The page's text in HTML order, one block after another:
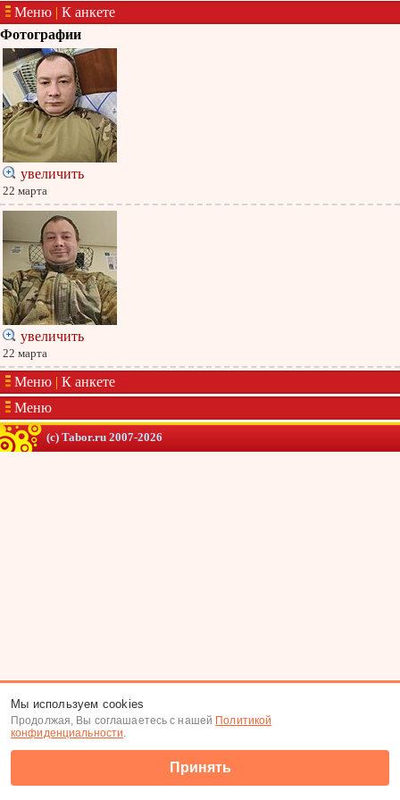
Меню | К анкете
Фотографии
увеличить
22 марта
увеличить
22 марта
Меню | К анкете
Меню
(c) Tabor.ru 2007-2026
Мы используем cookies
Продолжая, Вы соглашаетесь с нашей Политикой
конфиденциальности.
Принять